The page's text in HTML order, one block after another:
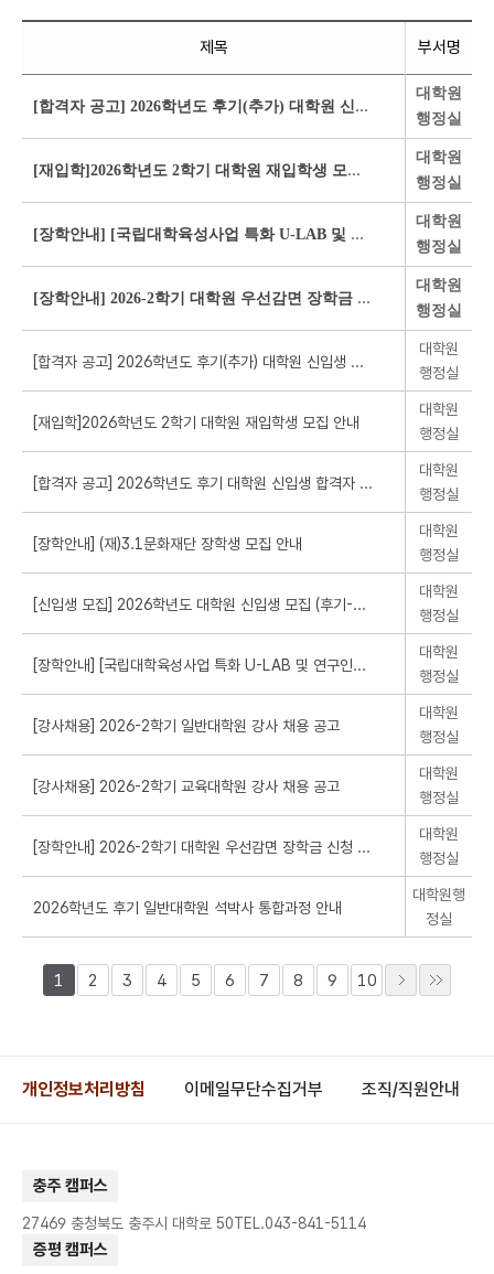
제목 부서명
[합격자 공고] 2026학년도 후기(추가) 대학원 신입생 합격자 공고 및 등록 안내
대학원
행정실
[재입학]2026학년도 2학기 대학원 재입학생 모집 안내
대학원
행정실
[장학안내] [국립대학육성사업 특화 U-LAB 및 연구인재 성장지원] 2026 대학원 마일리지 장학금 지급 계획 알림
대학원
행정실
[장학안내] 2026-2학기 대학원 우선감면 장학금 신청 안내
대학원
행정실
대학원
행정실
대학원
행정실
대학원
행정실
대학원
행정실
대학원
행정실
대학원
행정실
대학원
행정실
대학원
행정실
대학원
행정실
대학원행
정실
1 2 3 4 5 6 7 8 9 10
개인정보처리방침 이메일무단수집거부 조직/직원안내
충주 캠퍼스
27469 충청북도 충주시 대학로 50TEL.043-841-5114
증평 캠퍼스